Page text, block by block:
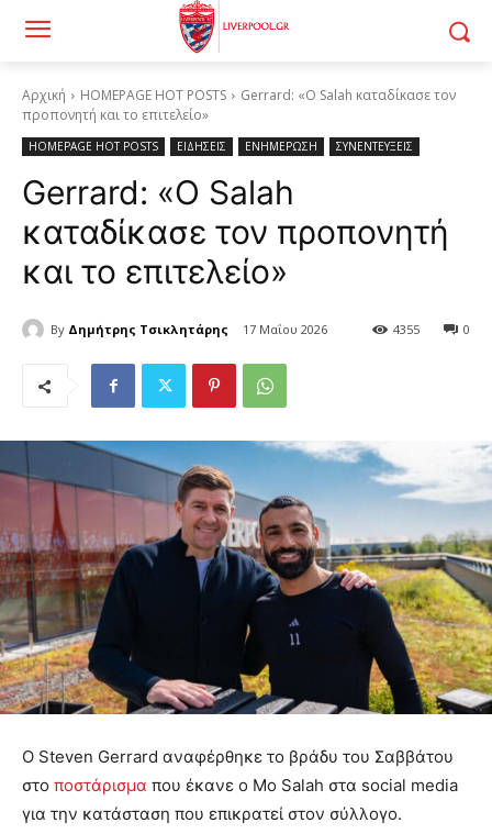
Αρχική HOMEPAGE HOT POSTS
Gerrard: «Ο Salah καταδίκασε τον
προπονητή και το επιτελείο»
HOMEPAGE HOT POSTS ΕΙΔΗΣΕΙΣ ΕΝΗΜΕΡΩΣΗ ΣΥΝΕΝΤΕΥΞΕΙΣ
Gerrard: «Ο Salah
καταδίκασε τον προπονητή
και το επιτελείο»
By Δημήτρης Τσικλητάρης 17 Μαΐου 2026 0
4355
Ο Steven Gerrard αναφέρθηκε το βράδυ του Σαββάτου
στο ποστάρισμα που έκανε ο Mo Salah στα social media
για την κατάσταση που επικρατεί στον σύλλογο.